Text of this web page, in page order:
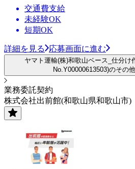
交通費支給
未経験OK
短期OK
詳細を見る 応募画面に進む
ヤマト運輸(株)和歌山ベース_仕分け
No.Y00000613503)のその
業務委託契約
株式会社出前館(和歌山県和歌山市)